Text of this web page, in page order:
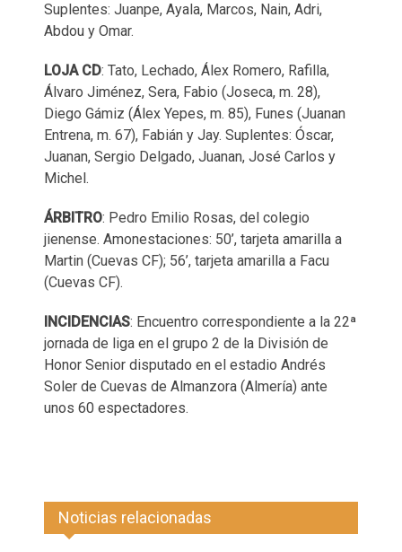
Suplentes: Juanpe, Ayala, Marcos, Nain, Adri,
Abdou y Omar.
LOJA CD: Tato, Lechado, Álex Romero, Rafilla,
Álvaro Jiménez, Sera, Fabio (Joseca, m. 28),
Diego Gámiz (Álex Yepes, m. 85), Funes (Juanan
Entrena, m. 67), Fabián y Jay. Suplentes: Óscar,
Juanan, Sergio Delgado, Juanan, José Carlos y
Michel.
ÁRBITRO: Pedro Emilio Rosas, del colegio
jienense. Amonestaciones: 50’, tarjeta amarilla a
Martin (Cuevas CF); 56’, tarjeta amarilla a Facu
(Cuevas CF).
INCIDENCIAS: Encuentro correspondiente a la 22ª
jornada de liga en el grupo 2 de la División de
Honor Senior disputado en el estadio Andrés
Soler de Cuevas de Almanzora (Almería) ante
unos 60 espectadores.
Noticias relacionadas